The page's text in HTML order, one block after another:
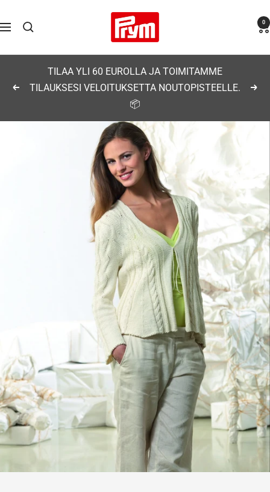
sisältöön
Navigaatio
Prym 0
Edellinen
TILAA YLI 60 EUROLLA JA TOIMITAMME
TILAUKSESI VELOITUKSETTA NOUTOPISTEELLE.
📦